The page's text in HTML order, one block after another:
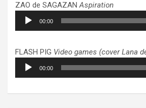
ZAO de SAGAZANAspiration
Lecteur
audio
00:00
FLASH PIG Video games (cover Lana
Lecteur
audio
00:00